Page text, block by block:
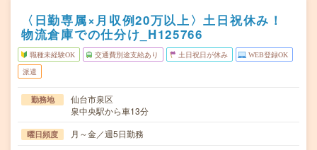
〈日勤専属×月収例20万以上〉土日祝休み！
物流倉庫での仕分け_H125766
職種未経験OK 交通費別途支給あり 土日祝日が休み WEB登録OK
派遣
勤務地
仙台市泉区
泉中央駅から車13分
曜日頻度 月～金／週5日勤務